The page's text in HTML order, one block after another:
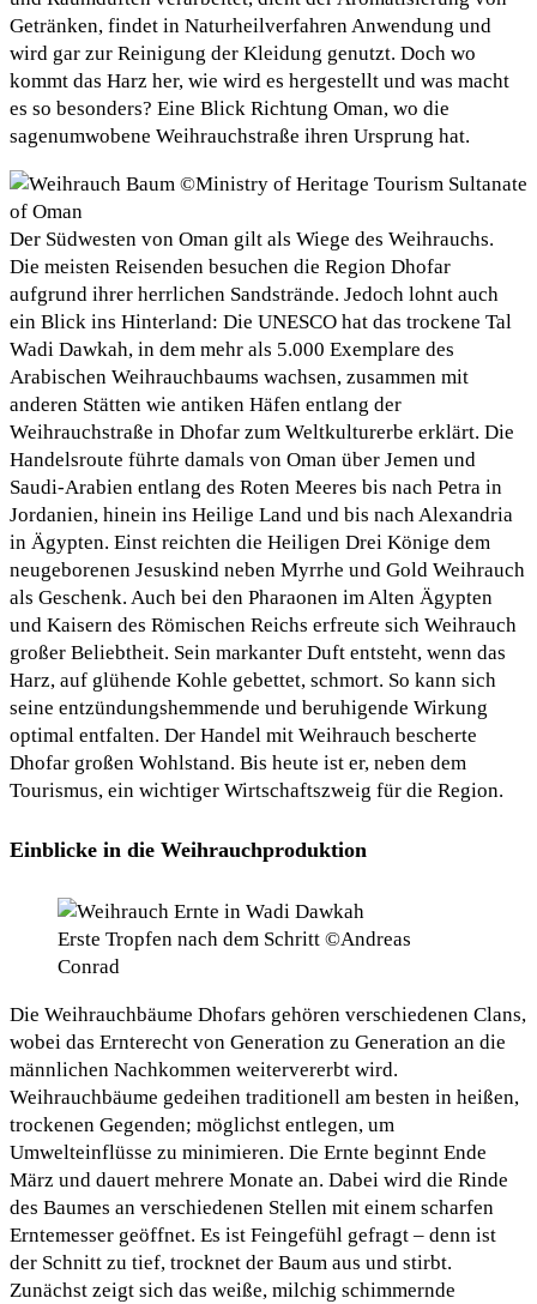
Getränken, findet in Naturheilverfahren Anwendung und
wird gar zur Reinigung der Kleidung genutzt. Doch wo
kommt das Harz her, wie wird es hergestellt und was macht
es so besonders? Eine Blick Richtung Oman, wo die
sagenumwobene Weihrauchstraße ihren Ursprung hat.
Der Südwesten von Oman gilt als Wiege des Weihrauchs.
Die meisten Reisenden besuchen die Region Dhofar
aufgrund ihrer herrlichen Sandstrände. Jedoch lohnt auch
ein Blick ins Hinterland: Die UNESCO hat das trockene Tal
Wadi Dawkah, in dem mehr als 5.000 Exemplare des
Arabischen Weihrauchbaums wachsen, zusammen mit
anderen Stätten wie antiken Häfen entlang der
Weihrauchstraße in Dhofar zum Weltkulturerbe erklärt. Die
Handelsroute führte damals von Oman über Jemen und
Saudi-Arabien entlang des Roten Meeres bis nach Petra in
Jordanien, hinein ins Heilige Land und bis nach Alexandria
in Ägypten. Einst reichten die Heiligen Drei Könige dem
neugeborenen Jesuskind neben Myrrhe und Gold Weihrauch
als Geschenk. Auch bei den Pharaonen im Alten Ägypten
und Kaisern des Römischen Reichs erfreute sich Weihrauch
großer Beliebtheit. Sein markanter Duft entsteht, wenn das
Harz, auf glühende Kohle gebettet, schmort. So kann sich
seine entzündungshemmende und beruhigende Wirkung
optimal entfalten. Der Handel mit Weihrauch bescherte
Dhofar großen Wohlstand. Bis heute ist er, neben dem
Tourismus, ein wichtiger Wirtschaftszweig für die Region.
Einblicke in die Weihrauchproduktion
Erste Tropfen nach dem Schritt ©Andreas
Conrad
Die Weihrauchbäume Dhofars gehören verschiedenen Clans,
wobei das Ernterecht von Generation zu Generation an die
männlichen Nachkommen weitervererbt wird.
Weihrauchbäume gedeihen traditionell am besten in heißen,
trockenen Gegenden; möglichst entlegen, um
Umwelteinflüsse zu minimieren. Die Ernte beginnt Ende
März und dauert mehrere Monate an. Dabei wird die Rinde
des Baumes an verschiedenen Stellen mit einem scharfen
Erntemesser geöffnet. Es ist Feingefühl gefragt – denn ist
der Schnitt zu tief, trocknet der Baum aus und stirbt.
Zunächst zeigt sich das weiße, milchig schimmernde